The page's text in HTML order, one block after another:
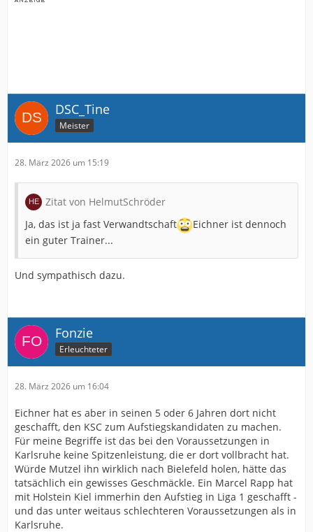
DSC_Tine
Meister
28. März 2026 um 15:19
Zitat von HelmutSchröder
Ja, das ist ja fast Verwandtschaft
Eichner ist dennoch
ein guter Trainer...
Und sympathisch dazu.
Fonzie
Erleuchteter
28. März 2026 um 16:04
Eichner hat es aber in seinen 5 oder 6 Jahren dort nicht
geschafft, den KSC zum Aufstiegskandidaten zu machen.
Für meine Begriffe ist das bei den Voraussetzungen in
Karlsruhe keine Spitzenleistung, die er dort vollbracht hat.
Würde Mutzel ihn wirklich nach Bielefeld holen, hätte das
tatsächlich ein gewisses Geschmäckle. Ein Marcel Rapp hat
mit Holstein Kiel immerhin den Aufstieg in Liga 1 geschafft -
und das unter weitaus schlechteren Voraussetzungen als in
Karlsruhe.